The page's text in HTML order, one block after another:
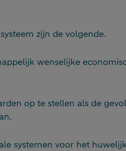
zijn de volgende.
wenselijke
op te stellen als de
systemen voor het